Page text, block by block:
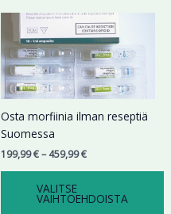
Osta morfiinia ilman reseptiä
Suomessa
199,99€– 459,99€
Hintaluokka:
199,99 €
-
459,99 €
VALITSE
VAIHTOEHDOISTA
tuotteella
on
useampi
muunnelma.
tehdä
valinnat
tuotteen